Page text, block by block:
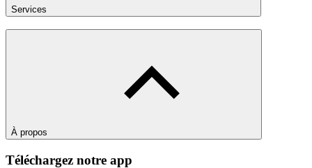
Services
À propos
Téléchargez notre app